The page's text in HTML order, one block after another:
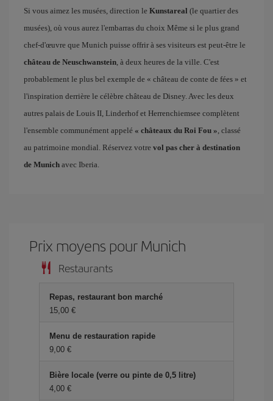
Si vous aimez les musées, direction le Kunstareal (le quartier des
musées), où vous aurez l'embarras du choix Même si le plus grand
chef-d'œuvre que Munich puisse offrir à ses visiteurs est peut-être le
château de Neuschwanstein, à deux heures de la ville. C'est
probablement le plus bel exemple de « château de conte de fées » et
l'inspiration derrière le célèbre château de Disney. Avec les deux
autres palais de Louis II, Linderhof et Herrenchiemsee complètent
l'ensemble communément appelé « châteaux du Roi Fou », classé
au patrimoine mondial. Réservez votre vol pas cher à destination
de Munich avec Iberia.
Prix ​​moyens pour Munich
Restaurants
Repas, restaurant bon marché
15,00 €
Menu de restauration rapide
9,00 €
Bière locale (verre ou pinte de 0,5 litre)
4,00 €